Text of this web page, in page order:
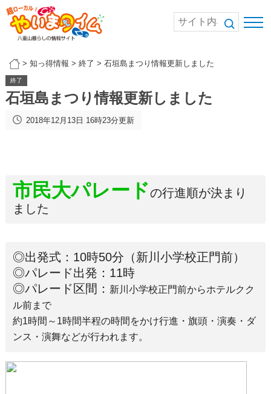
> 知っ得情報 > 終了 > 石垣島まつり情報更新しました
終了
石垣島まつり情報更新しました
2018年12月13日 16時23分更新
市民大パレードの行進順が決まり
ました
◎出発式：10時50分（新川小学校正門前）
◎パレード出発：11時
◎パレード区間： 新川小学校正門前からホテルクク
ル前まで
約1時間～1時間半程の時間をかけ行進・旗頭・演奏・ダ
ンス・演舞などが行われます。